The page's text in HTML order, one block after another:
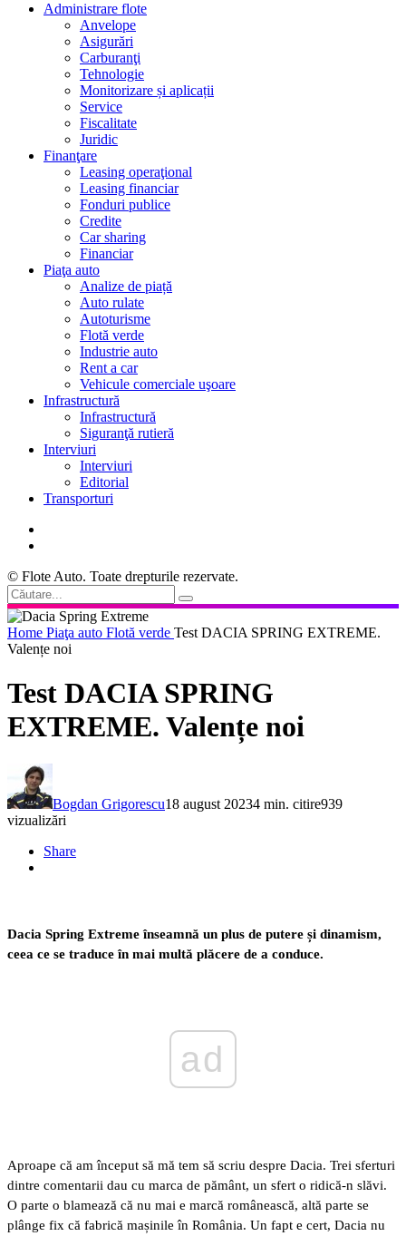
Administrare flote
Anvelope
Asigurări
Carburanţi
Tehnologie
Monitorizare și aplicații
Service
Fiscalitate
Juridic
Finanţare
Leasing operaţional
Leasing financiar
Fonduri publice
Credite
Car sharing
Financiar
Piaţa auto
Analize de piață
Auto rulate
Autoturisme
Flotă verde
Industrie auto
Rent a car
Vehicule comerciale uşoare
Infrastructură
Infrastructură
Siguranţă rutieră
Interviuri
Interviuri
Editorial
Transporturi
© Flote Auto. Toate drepturile rezervate.
Home Piaţa auto Flotă verde Test DACIA SPRING EXTREME.
Valențe noi
Test DACIA SPRING
EXTREME. Valențe noi
Bogdan Grigorescu18 august 20234 min. citire939
vizualizări
Share
Dacia Spring Extreme înseamnă un plus de putere și dinamism,
ceea ce se traduce în mai multă plăcere de a conduce.
ad
Aproape că am început să mă tem să scriu despre Dacia. Trei sferturi
dintre comentarii dau cu marca de pământ, un sfert o ridică-n slăvi.
O parte o blamează că nu mai e marcă românească, altă parte se
plânge fix că fabrică mașinile în România. Un fapt e cert, Dacia nu